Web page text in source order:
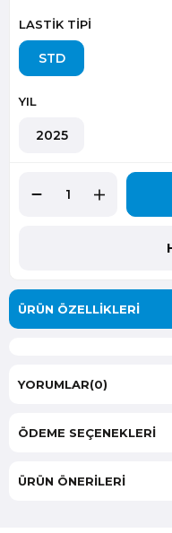
LASTİK TİPİ
STD
YIL
2025
ÜRÜN ÖZELLIKLERI
YORUMLAR(0)
ÖDEME SEÇENEKLERI
ÜRÜN ÖNERILERI